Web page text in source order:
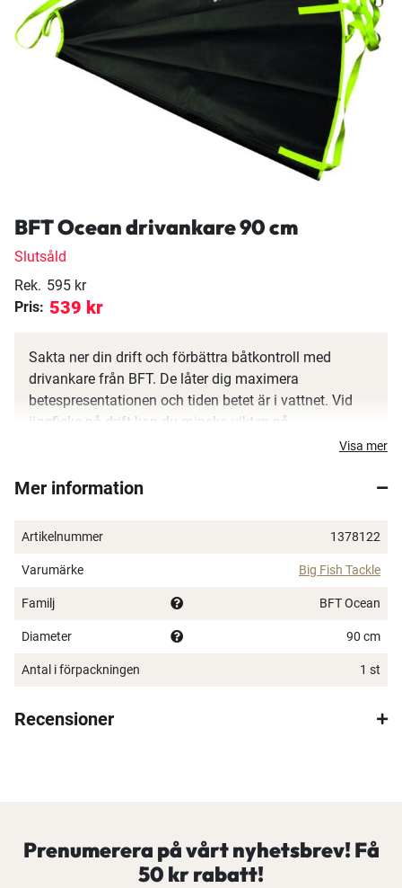
BFT Ocean drivankare 90 cm
Slutsåld
Rek. 595 kr
Pris: 539 kr
Sakta ner din drift och förbättra båtkontroll med
drivankare från BFT. De låter dig maximera
betespresentationen och tiden betet är i vattnet. Vid
jiggfiske på drift kan du minska vikten på
sänke/blyskalle. Ocean 90 cm i diameter eller Lake 70
Visa mer
Mer information
Artikelnummer 1378122
Varumärke Big Fish Tackle
Familj BFT Ocean
Diameter 90 cm
Antal i förpackningen 1 st
Recensioner
Prenumerera på vårt nyhetsbrev! Få
50 kr rabatt!